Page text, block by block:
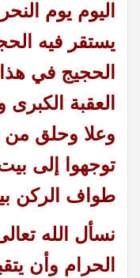
اليوم يوم
يستقر فيه
الحجيج في
العقبة
وعلا وحلق
توجهوا إلى
طواف الركن
نسأل الله
الحرام وأن